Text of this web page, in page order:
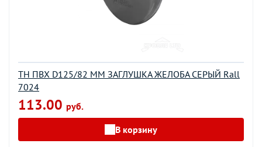
ТН ПВХ D125/82 ММ ЗАГЛУШКА ЖЕЛОБА СЕРЫЙ Rall
7024
113.00 руб.
В корзину